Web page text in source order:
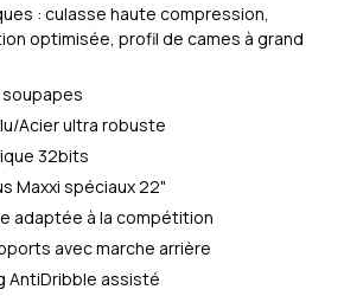
: culasse haute compression,
optimisée, profil de cames à grand
Acier ultra robuste
32bits
Maxxi spéciaux 22"
adaptée à la compétition
avec marche arrière
AntiDribble assisté